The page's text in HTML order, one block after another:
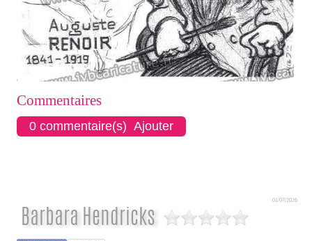
Commentaires
0 commentaire(s) Ajouter
Barbara Hendricks
01/07/2026